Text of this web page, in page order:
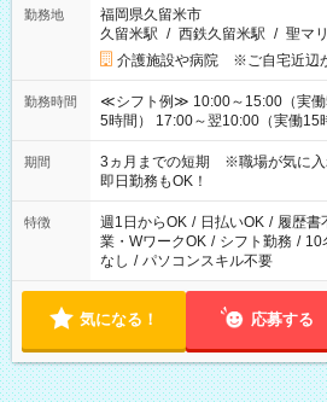
勤務地
福岡県久留米市
久留米駅 / 西鉄久留米駅 / 聖マ
介護施設や病院 ※ご自宅近辺
勤務時間
≪シフト例≫ 10:00～15:00（実働
5時間） 17:00～翌10:00（実働15時間）など ご
働く時間は調整できます！ お気
期間
3ヵ月までの短期 ※職場が気に
即日勤務もOK！
特徴 週1日からOK / 日払いOK / 履歴書
業・WワークOK / シフト勤務 / 10
なし / パソコンスキル不要
気になる！ 応募する